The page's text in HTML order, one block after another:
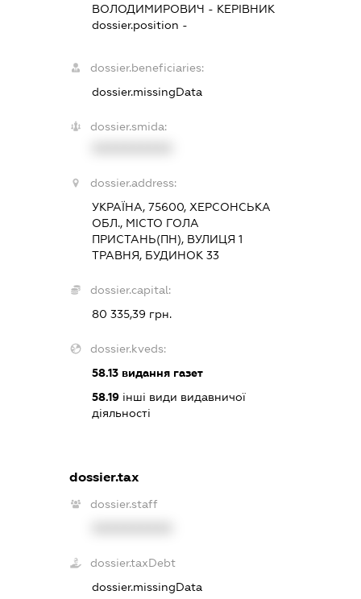
ВОЛОДИМИРОВИЧ - КЕРІВНИК
dossier.position -
dossier.beneficiaries:
dossier.missingData
dossier.smida:
dossier.address:
УКРАЇНА, 75600, ХЕРСОНСЬКА
ОБЛ., МІСТО ГОЛА
ПРИСТАНЬ(ПН), ВУЛИЦЯ 1
ТРАВНЯ, БУДИНОК 33
dossier.capital:
80 335,39 грн.
dossier.kveds:
58.13видання газет
58.19інші види видавничої
діяльності
dossier.tax
dossier.staff
dossier.taxDebt
dossier.missingData